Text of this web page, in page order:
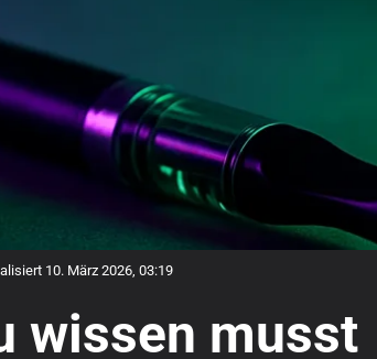
10. März 2026, 03:19
wissen musst